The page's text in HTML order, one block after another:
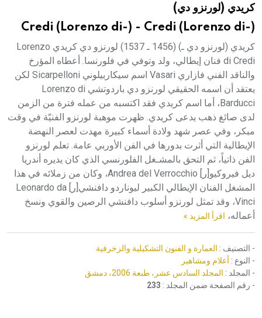
هيئة الموسوعة العربية تطلق موسوعات جديدة في عام 2026كريدي (لورنزو دي)
Credi (Lorenzo di-) - Credi (Lorenzo di-)
كريدي (لورنزو دي ـ) (1456 ـ 1537) لورنزو دي كريدي Lorenzo
di Credi فنان إيطالي، ولد وتوفي في فلورنسا. أعطاه المؤرخ
والناقد الفني فازاري Vasari اسم سيكاربيلوني Sicarpelloni لكن
يعتقد أن اسمه الحقيقي لورنزو دي باردوتشي Lorenzo di
Barducci، أما اسم كريدي فقد اكتسبه من عمله فترة من الزمن
لدى صائغ ذهب يدعى كريدي. ظهرت موهبة لورنزو الفنيّة في وقت
مبكر، وفي عصر شهد ولادة أسماء كبيرة مهدت لعصر النهضة
الإيطالية التي أثرت بدورها في الفن الأوربي عامة. تعلم لورنزو
الفن ذاتياً، ثم التحق بالمشـغل الفلورنسي الذي كان يديره أندريا
ديل فيروكيو[ر] Andrea del Verrocchio، وكان من زملائه في هذا
المشغل الفنان الإيطالي الكبير ليوناردو دافنشي[ر] Leonardo da
Vinci، وقد تمثل لورنزو أسلوب دافنشي الرصين والقوي ونسخ
أعماله، اقرأ المزيد »
- التصنيف : العمارة و الفنون التشكيلية والزخرفية
- النوع : أعلام ومشاهير
- المجلد : المجلد السادس عشر، طبعة 2006، دمشق
- رقم الصفحة ضمن المجلد : 233